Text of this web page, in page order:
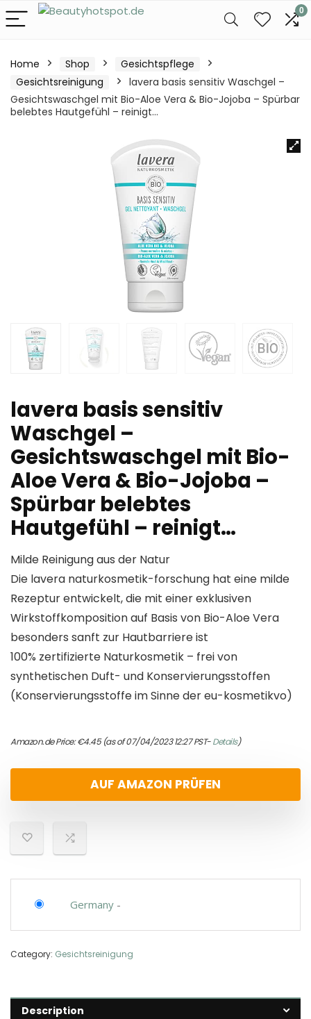
0
Home Shop
Gesichtspflege
Gesichtsreinigung
lavera basis sensitiv Waschgel –
Gesichtswaschgel mit Bio-Aloe Vera & Bio-Jojoba – Spürbar
belebtes Hautgefühl – reinigt…
lavera basis sensitiv
Waschgel –
Gesichtswaschgel mit Bio-
Aloe Vera & Bio-Jojoba –
Spürbar belebtes
Hautgefühl – reinigt…
Milde Reinigung aus der Natur
Die lavera naturkosmetik-forschung hat eine milde
Rezeptur entwickelt, die mit einer exklusiven
Wirkstoffkomposition auf Basis von Bio-Aloe Vera
besonders sanft zur Hautbarriere ist
100% zertifizierte Naturkosmetik – frei von
synthetischen Duft- und Konservierungsstoffen
(Konservierungsstoffe im Sinne der eu-kosmetikvo)
Amazon.de Price:€4.45(as of 07/04/2023 12:27 PST-Details)
AUF AMAZON PRÜFEN
Germany -
Category: Gesichtsreinigung
Description